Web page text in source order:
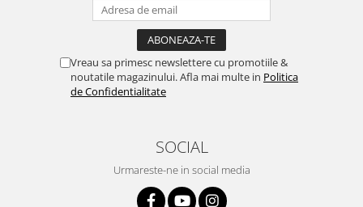
Vreau sa primesc newslettere cu promotiile &
noutatile magazinului. Afla mai multe in Politica
de Confidentialitate
SOCIAL
Urmareste-ne in social media